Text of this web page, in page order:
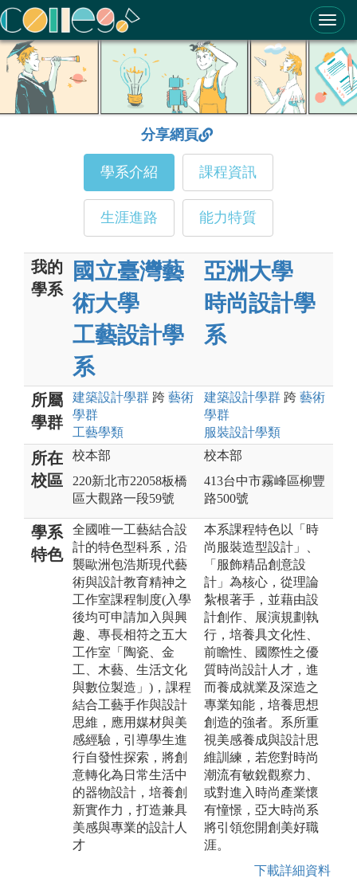
ColleGo! 大學選才與高中育才輔助系統
分享網頁
學系介紹 課程資訊
生涯進路 能力特質
我的
學系
國立臺灣藝
術大學
工藝設計學
系
亞洲大學
時尚設計學
系
所屬
學群
建築設計學群 跨 藝術
學群
工藝學類
建築設計學群 跨 藝術
學群
服裝設計學類
所在
校區
校本部
220新北市22058板橋
區大觀路一段59號
校本部
413台中市霧峰區柳豐
路500號
學系
特色
全國唯一工藝結合設
計的特色型科系，沿
襲歐洲包浩斯現代藝
術與設計教育精神之
工作室課程制度(入學
後均可申請加入與興
趣、專長相符之五大
工作室「陶瓷、金
工、木藝、生活文化
與數位製造」)，課程
結合工藝手作與設計
思維，應用媒材與美
感經驗，引導學生進
行自發性探索，將創
意轉化為日常生活中
的器物設計，培養創
新實作力，打造兼具
美感與專業的設計人
才
本系課程特色以「時
尚服裝造型設計」、
「服飾精品創意設
計」為核心，從理論
紮根著手，並藉由設
計創作、展演規劃執
行，培養具文化性、
前瞻性、國際性之優
質時尚設計人才，進
而養成就業及深造之
專業知能，培養思想
創造的強者。系所重
視美感養成與設計思
維訓練，若您對時尚
潮流有敏銳觀察力、
或對進入時尚產業懷
有憧憬，亞大時尚系
將引領您開創美好職
涯。
下載詳細資料